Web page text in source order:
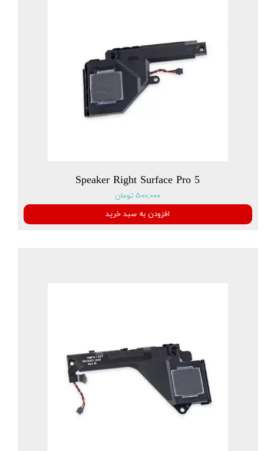
Speaker Right Surface Pro 5
۵۰۰,۰۰۰ تومان
افزودن به سبد خرید